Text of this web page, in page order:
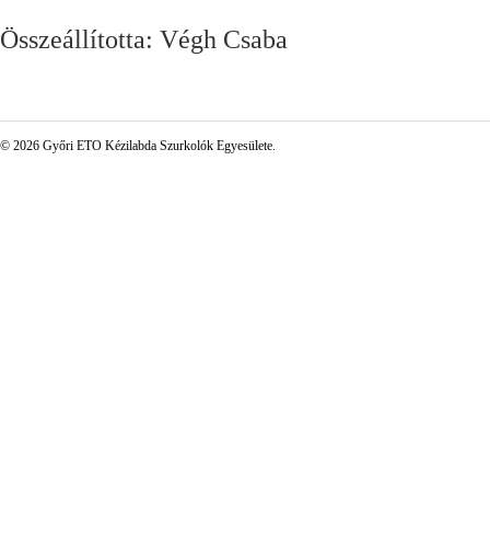
Összeállította: Végh Csaba
© 2026 Győri ETO Kézilabda Szurkolók Egyesülete.